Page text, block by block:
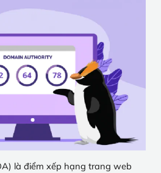
là điểm xếp hạng trang web